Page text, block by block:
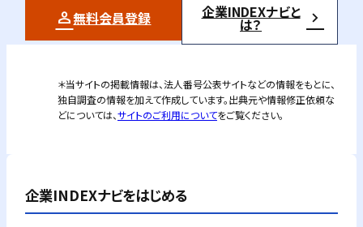
無料会員登録 企業INDEXナビと
は？
＊当サイトの掲載情報は、法人番号公表サイトなどの情報をもとに、
独自調査の情報を加えて作成しています。出典元や情報修正依頼な
どについては、サイトのご利用についてをご覧ください。
企業INDEXナビをはじめる